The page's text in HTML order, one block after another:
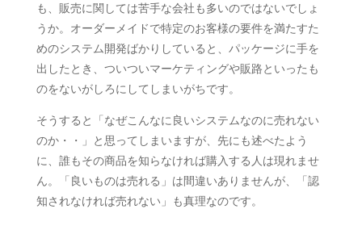
も、販売に関しては苦手な会社も多いのではないでしょ
うか。オーダーメイドで特定のお客様の要件を満たすた
めのシステム開発ばかりしていると、パッケージに手を
出したとき、ついついマーケティングや販路といったも
のをないがしろにしてしまいがちです。
そうすると「なぜこんなに良いシステムなのに売れない
のか・・」と思ってしまいますが、先にも述べたよう
に、誰もその商品を知らなければ購入する人は現れませ
ん。「良いものは売れる」は間違いありませんが、「認
知されなければ売れない」も真理なのです。